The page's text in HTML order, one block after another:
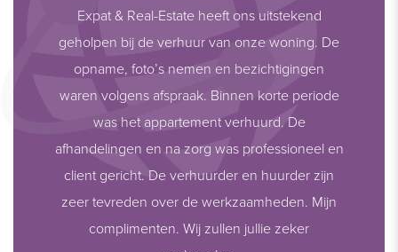
Expat & Real-Estate heeft ons uitstekend
geholpen bij de verhuur van onze woning. De
opname, foto’s nemen en bezichtigingen
waren volgens afspraak. Binnen korte periode
was het appartement verhuurd. De
afhandelingen en na zorg was professioneel en
client gericht. De verhuurder en huurder zijn
zeer tevreden over de werkzaamheden. Mijn
complimenten. Wij zullen jullie zeker